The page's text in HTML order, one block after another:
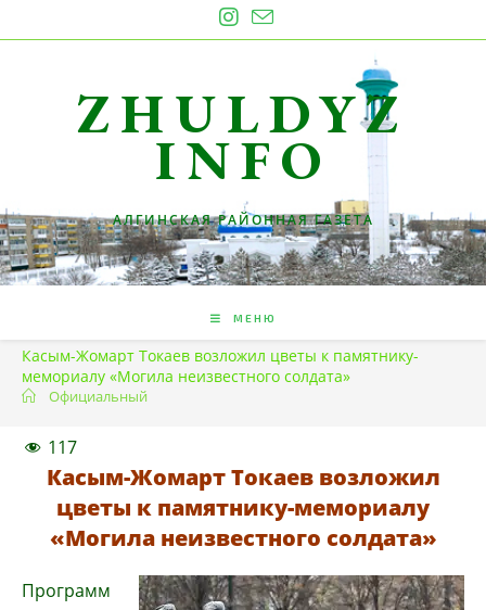
к
ZHULDYZ
INFO
АЛГИНСКАЯ РАЙОННАЯ ГАЗЕТА
МЕНЮ
Касым-Жомарт Токаев возложил цветы к памятнику-
мемориалу «Могила неизвестного солдата»
Официальный
117
Касым-Жомарт Токаев возложил
цветы к памятнику-мемориалу
«Могила неизвестного солдата»
Программ